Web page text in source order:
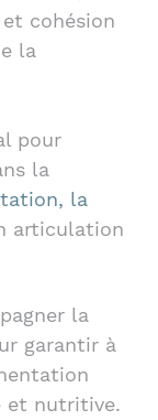
cohésion
la
pour
la
la
articulation
la
garantir à
et nutritive.